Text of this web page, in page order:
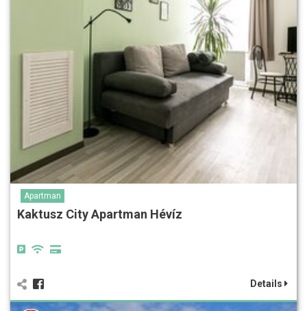
Apartman
Kaktusz City Apartman Hévíz
Details